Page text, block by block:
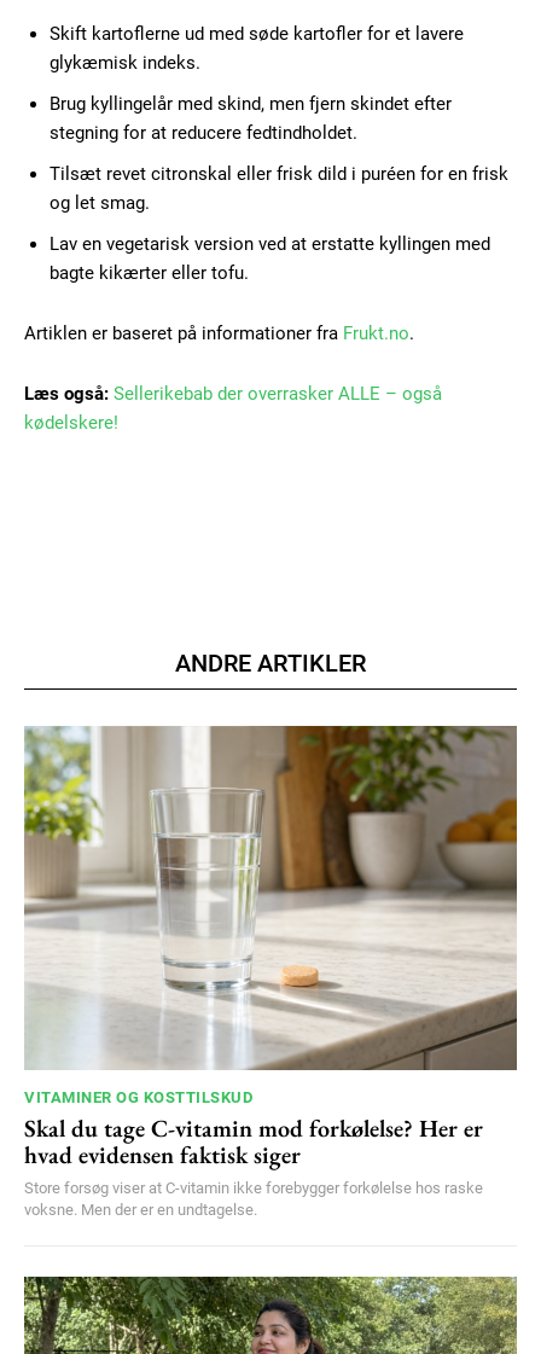
Skift kartoflerne ud med søde kartofler for et lavere
glykæmisk indeks.
Brug kyllingelår med skind, men fjern skindet efter
stegning for at reducere fedtindholdet.
Tilsæt revet citronskal eller frisk dild i puréen for en frisk
og let smag.
Lav en vegetarisk version ved at erstatte kyllingen med
bagte kikærter eller tofu.
Artiklen er baseret på informationer fra Frukt.no.
Læs også: Sellerikebab der overrasker ALLE – også
kødelskere!
ANDRE ARTIKLER
VITAMINER OG KOSTTILSKUD
Skal du tage C-vitamin mod forkølelse? Her er
hvad evidensen faktisk siger
Store forsøg viser at C-vitamin ikke forebygger forkølelse hos raske
voksne. Men der er en undtagelse.